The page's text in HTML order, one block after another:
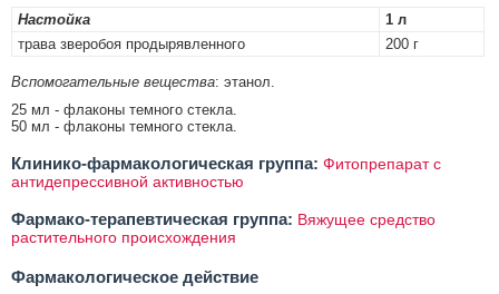
Настойка
1 л
трава зверобоя продырявленного
200 г
Вспомогательные вещества: этанол.
25 мл - флаконы темного стекла.
50 мл - флаконы темного стекла.
Клинико-фармакологическая группа: Фитопрепарат с
антидепрессивной активностью
Фармако-терапевтическая группа: Вяжущее средство
растительного происхождения
Фармакологическое действие